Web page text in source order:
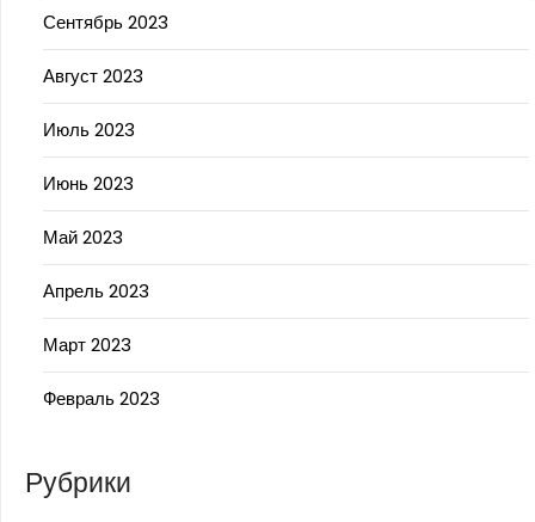
Сентябрь 2023
Август 2023
Июль 2023
Июнь 2023
Май 2023
Апрель 2023
Март 2023
Февраль 2023
Рубрики